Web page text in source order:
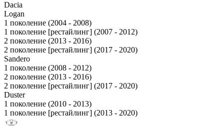
Dacia
Logan
1 поколение (2004 - 2008)
1 поколение [рестайлинг] (2007 - 2012)
2 поколение (2013 - 2016)
2 поколение [рестайлинг] (2017 - 2020)
Sandero
1 поколение (2008 - 2012)
2 поколение (2013 - 2016)
2 поколение [рестайлинг] (2017 - 2020)
Duster
1 поколение (2010 - 2013)
1 поколение [рестайлинг] (2013 - 2020)